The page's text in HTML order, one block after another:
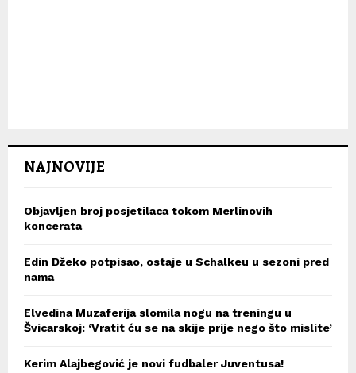
NAJNOVIJE
Objavljen broj posjetilaca tokom Merlinovih
koncerata
Edin Džeko potpisao, ostaje u Schalkeu u sezoni pred
nama
Elvedina Muzaferija slomila nogu na treningu u
Švicarskoj: ‘Vratit ću se na skije prije nego što mislite’
Kerim Alajbegović je novi fudbaler Juventusa!